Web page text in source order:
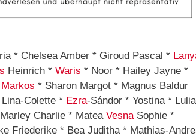
* Chelsea Amber * Giroud Pascal *
Heinrich * Waris * Noor * Hailey Jayne *
Markos * Sharon Margot * Magnus Baldur
Colette * Ezra-Sándor * Yostina *
Charlie * Matea VesnaSophie *
Friederike * Bea Juditha * Mathias-